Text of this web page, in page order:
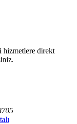
direkt